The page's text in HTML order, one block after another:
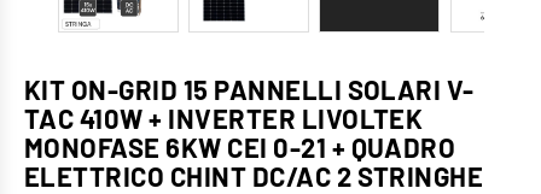
KIT ON-GRID 15 PANNELLI SOLARI V-
TAC 410W + INVERTER LIVOLTEK
MONOFASE 6KW CEI 0-21 + QUADRO
ELETTRICO CHINT DC/AC 2 STRINGHE